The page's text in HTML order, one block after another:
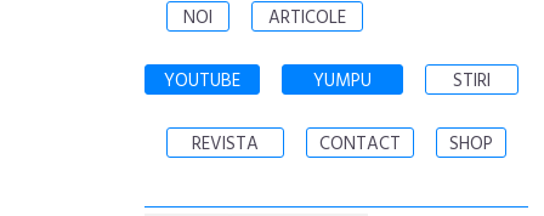
NOI ARTICOLE
YOUTUBE YUMPU STIRI
REVISTA CONTACT SHOP